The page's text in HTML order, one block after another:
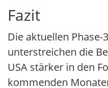
Fazit
Die aktuellen
unterstreichen die
USA stärker in den
kommenden